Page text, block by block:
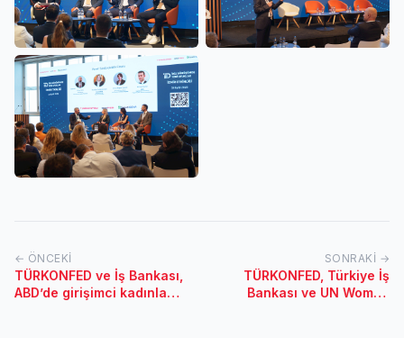
← ÖNCEKI
TÜRKONFED ve İş Bankası,
ABD’de girişimci kadınları
SONRAKI →
TÜRKONFED, Türkiye İş
Bankası ve UN Women